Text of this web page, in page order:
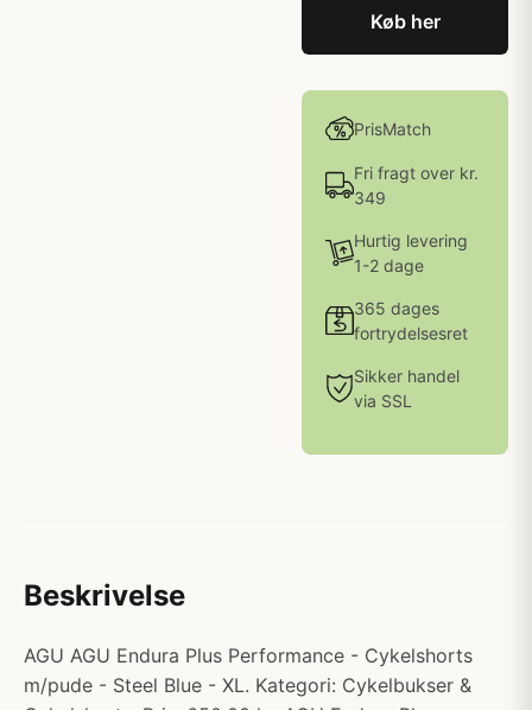
Køb her
PrisMatch
Fri fragt over kr.
349
Hurtig levering
1-2 dage
365 dages
fortrydelsesret
Sikker handel
via SSL
Beskrivelse
AGU AGU Endura Plus Performance - Cykelshorts
m/pude - Steel Blue - XL. Kategori: Cykelbukser &